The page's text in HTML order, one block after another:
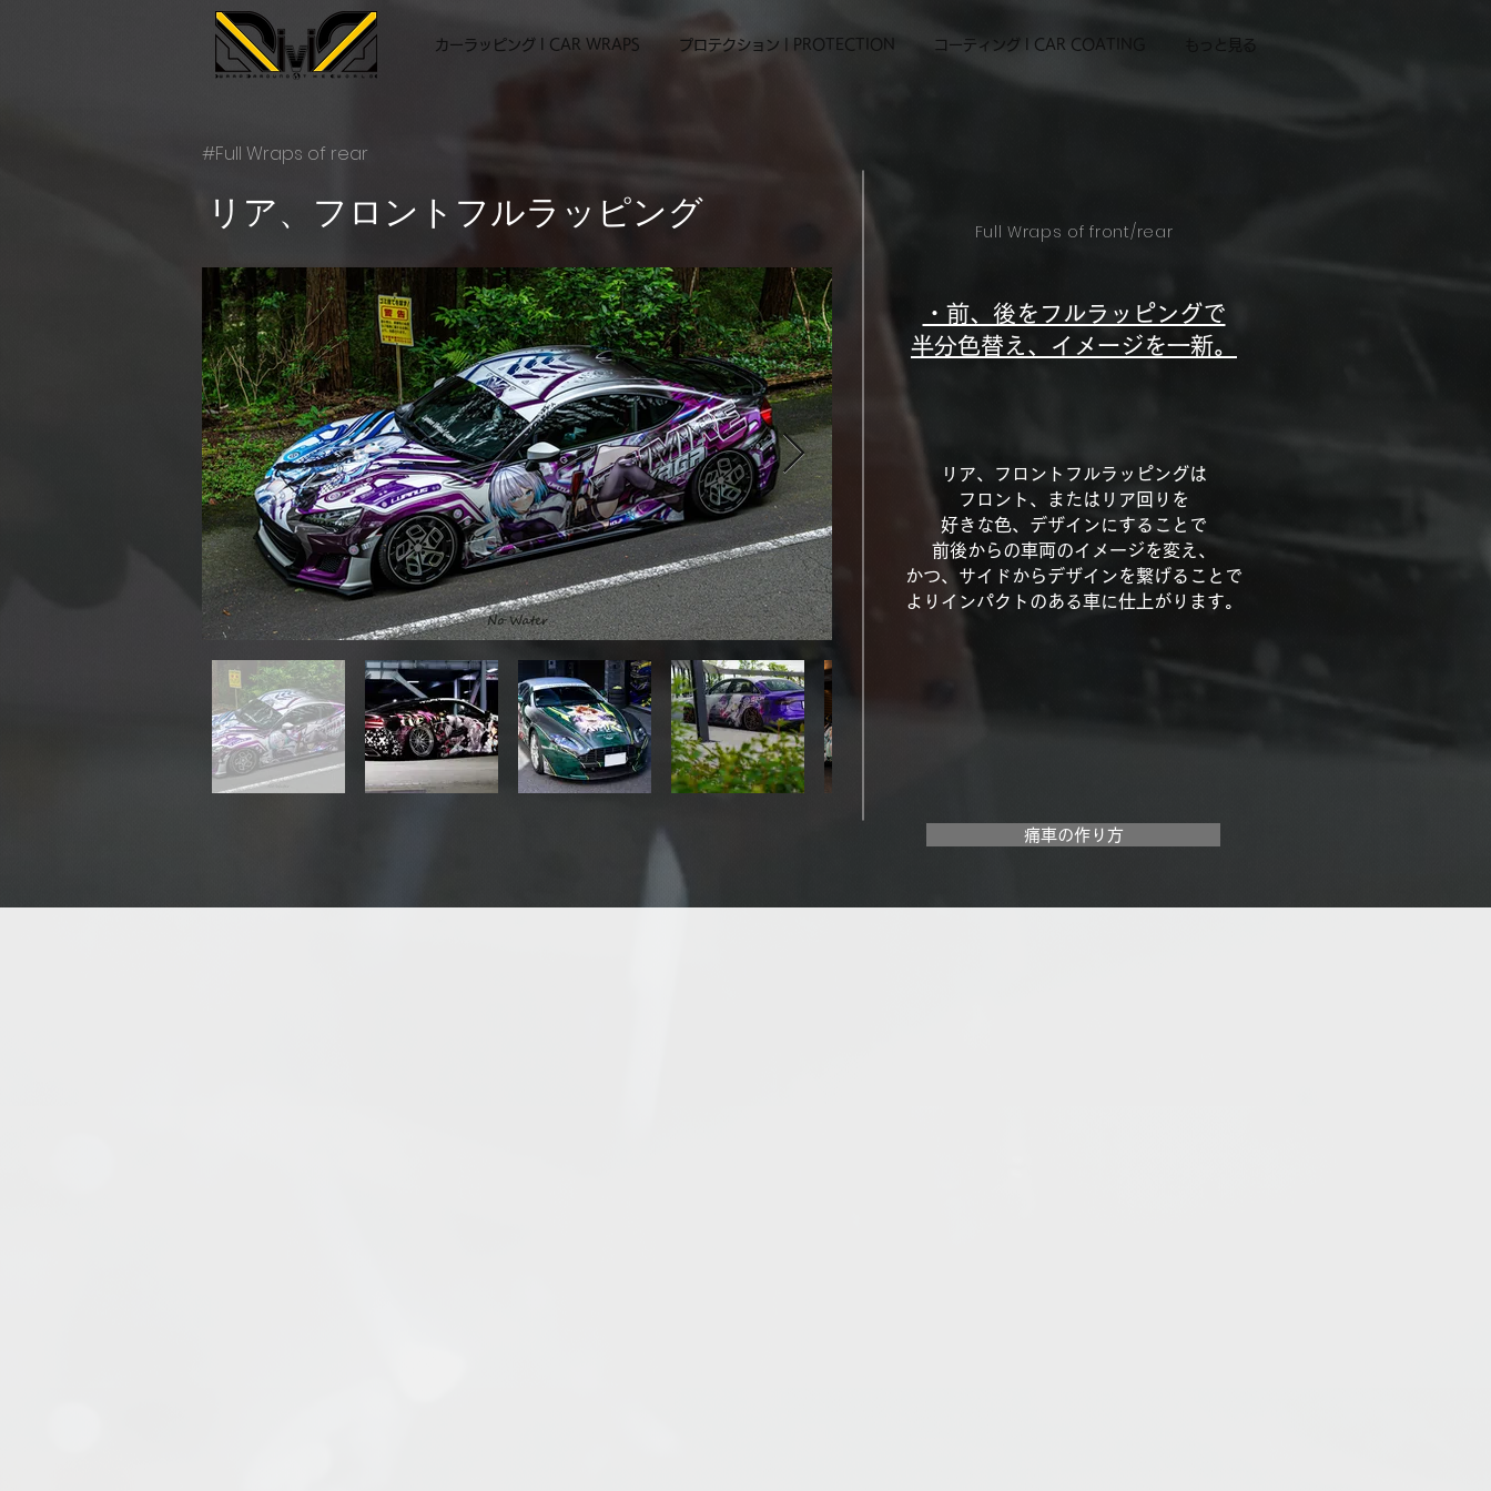
カーラッピング l CAR WRAPS プロテクション | PROTECTION コーティング l CAR COATING もっと見る
#Full Wraps of rear
リア、フロントフルラッピング
Full Wraps of front/rear
リア、フロントフルラッピングは
フロント、またはリア回りを
好きな色、デザインにすることで
前後からの車両のイメージを変え、
かつ、サイドからデザインを繋げることで
よりインパクトのある車に仕上がります。
・前、後をフルラッピングで
半分色替え、イメージを一新。
痛車の作り方